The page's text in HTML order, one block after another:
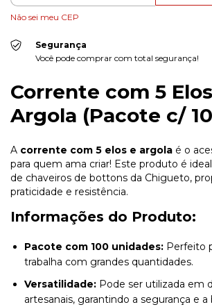
Não sei meu CEP
Segurança
Você pode comprar com total segurança!
Corrente com 5
Argola (Pacote c/
A corrente com 5 elos e argola é o
para quem ama criar! Este produto é
de chaveiros de bottons da Chigueto,
praticidade e resistência.
Informações do Produto:
Pacote com 100 unidades: Perfeito
trabalha com grandes quantidades.
Versatilidade: Pode ser utilizada em
artesanais, garantindo a segurança e